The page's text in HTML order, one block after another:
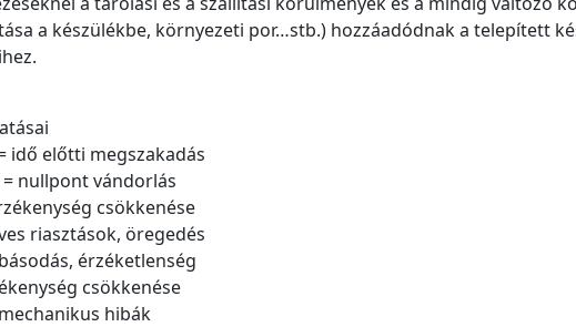
a készülékbe, környezeti por…stb.) hozzáadódnak a telepített
idő előtti megszakadás
nullpont vándorlás
csökkenése
riasztások, öregedés
érzéketlenség
csökkenése
hibák